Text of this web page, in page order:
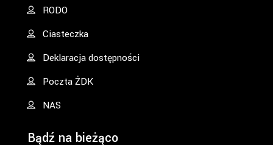
RODO
Ciasteczka
Deklaracja dostępności
Poczta ŻDK
NAS
Bądź na bieżąco